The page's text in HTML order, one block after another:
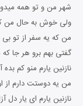
شهر من و تو همه
ولی خوش به حال من
من که یه سفر از تو بی
گفتی بهم برو هر جا که
نازنین یارم منو کم بده
من یه دوستت دارم از
نازنین یارم ای یار دل